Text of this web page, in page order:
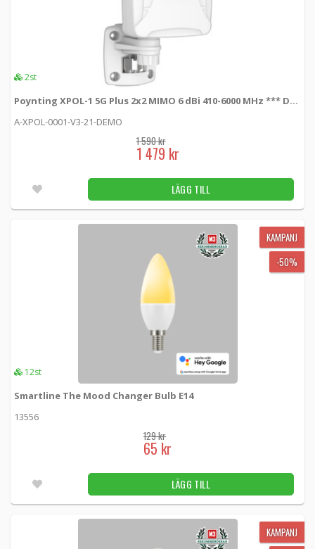
2st
Poynting XPOL-1 5G Plus 2x2 MIMO 6 dBi 410-6000 MHz *** DEMO ***
A-XPOL-0001-V3-21-DEMO
1 590 kr
1 479 kr
LÄGG TILL
KAMPANJ
-50%
12st
Smartline The Mood Changer Bulb E14
13556
129 kr
65 kr
LÄGG TILL
KAMPANJ